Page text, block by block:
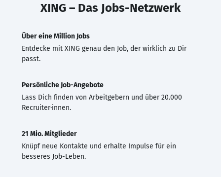
XING – Das Jobs-Netzwerk
Über eine Million Jobs
Entdecke mit XING genau den Job, der wirklich zu Dir
passt.
Persönliche Job-Angebote
Lass Dich finden von Arbeitgebern und über 20.000
Recruiter·innen.
21 Mio. Mitglieder
Knüpf neue Kontakte und erhalte Impulse für ein
besseres Job-Leben.